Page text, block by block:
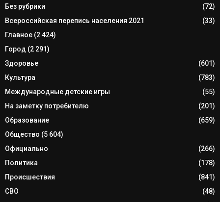
Без рубрики
(72)
Всероссийская перепись населения 2021
(33)
Главное (2 424)
Город (2 291)
Здоровье
(601)
Культура
(783)
Международные детские игры
(55)
На заметку потребителю
(201)
Образование
(659)
Общество (5 604)
Официально
(266)
Политика
(178)
Происшествия
(841)
СВО
(48)